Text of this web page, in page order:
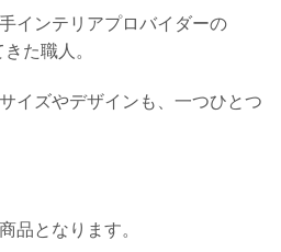
インテリアプロバイダーの
た職人。
イズやデザインも、一つひとつ
品となります。